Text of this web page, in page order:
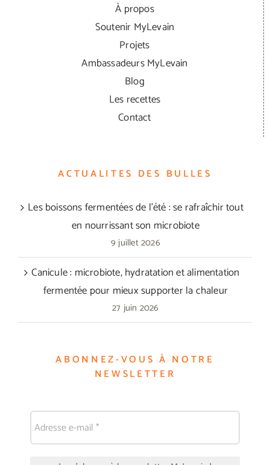
À propos
Soutenir MyLevain
Projets
Ambassadeurs MyLevain
Blog
Les recettes
Contact
ACTUALITES DES BULLES
Les boissons fermentées de l’été : se rafraîchir tout
en nourrissant son microbiote
9 juillet 2026
Canicule : microbiote, hydratation et alimentation
fermentée pour mieux supporter la chaleur
27 juin 2026
ABONNEZ-VOUS À NOTRE
NEWSLETTER